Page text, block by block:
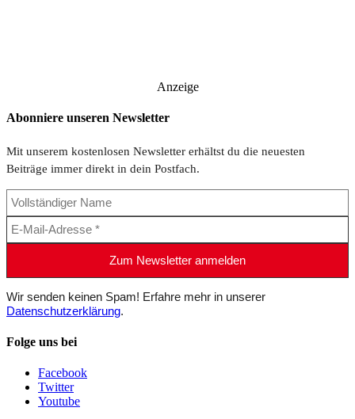
Anzeige
Abonniere unseren Newsletter
Mit unserem kostenlosen Newsletter erhältst du die neuesten
Beiträge immer direkt in dein Postfach.
Wir senden keinen Spam! Erfahre mehr in unserer
Datenschutzerklärung.
Folge uns bei
Facebook
Twitter
Youtube